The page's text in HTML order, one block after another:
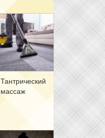
Тан­три­че­ский
мас­саж